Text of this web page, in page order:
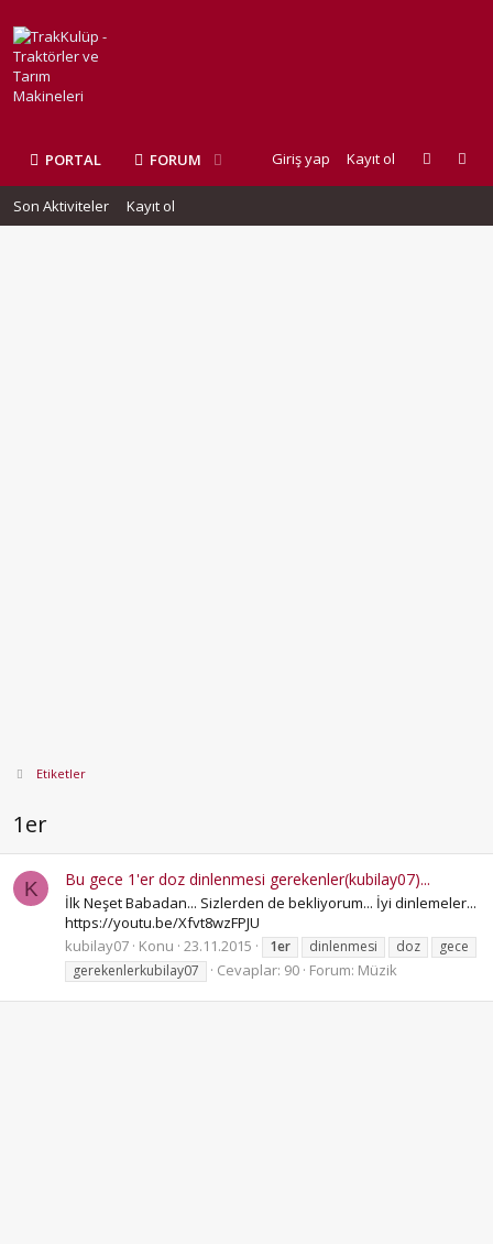
PORTAL FORUM Giriş yap Kayıt ol
Son Aktiviteler Kayıt ol
Etiketler
1er
K Bu gece 1'er doz dinlenmesi gerekenler(kubilay07)...
İlk Neşet Babadan... Sizlerden de bekliyorum... İyi dinlemeler...
https://youtu.be/Xfvt8wzFPJU
kubilay07 Konu 23.11.2015 1er dinlenmesi doz
gece
gerekenlerkubilay07
Cevaplar: 90 Forum: Müzik